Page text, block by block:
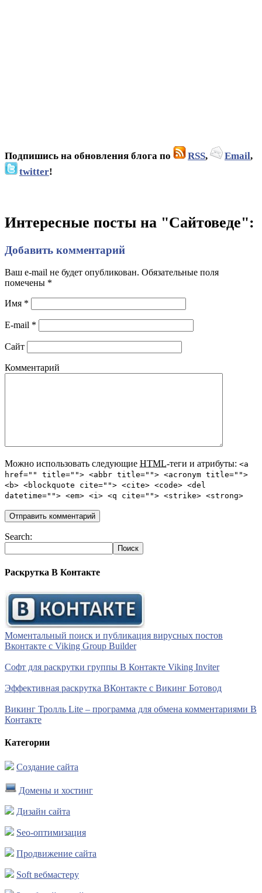
Подпишись на обновления блога по RSS, Email,
twitter!
Интересные посты на "Сайтоведе":
Добавить комментарий
Ваш e-mail не будет опубликован. Обязательные поля
помечены *
Имя *
E-mail *
Сайт
Комментарий
Можно использовать следующие HTML-теги и атрибуты: <a
href="" title=""> <abbr title=""> <acronym title="">
<b> <blockquote cite=""> <cite> <code> <del
datetime=""> <em> <i> <q cite=""> <strike> <strong>
Search:
Раскрутка В Контакте
Моментальный поиск и публикация вирусных постов
Вконтакте с Viking Group Builder
Софт для раскрутки группы В Контакте Viking Inviter
Эффективная раскрутка ВКонтакте с Викинг Ботовод
Викинг Тролль Lite – программа для обмена комментариями В
Контакте
Категории
Создание сайта
Домены и хостинг
Дизайн сайта
Seo-оптимизация
Продвижение сайта
Soft вебмастеру